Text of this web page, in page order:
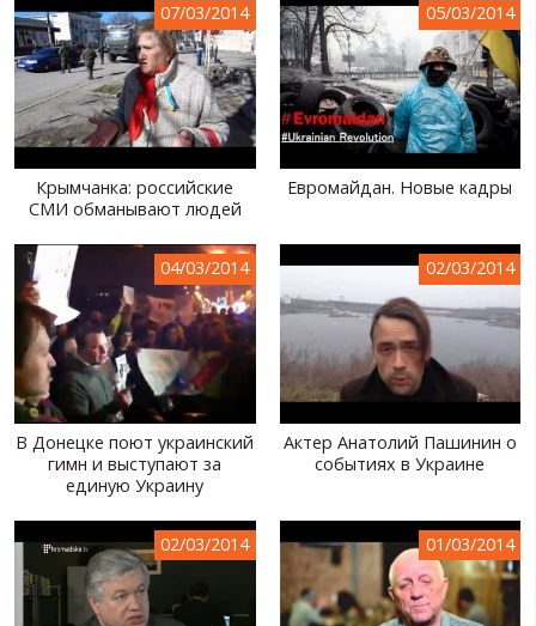
МИР ПРО УКРАИНУ
ПУБЛИЧНЫЕ ЛЮДИ
РОССИЙСКО-УКРАИНСКАЯ ВОЙНА
WINTER ON FIRE: UKRAINE'S FIGHT FOR FREEDOM
ХРОНОЛОГИЯ ЄВРОМАЙДАНА
УСЛУГИ
07/03/2014
Крымчанка: российские
СМИ обманывают людей
05/03/2014
Евромайдан. Новые кадры
04/03/2014
В Донецке поют украинский
гимн и выступают за
единую Украину
02/03/2014
Актер Анатолий Пашинин о
событиях в Украине
02/03/2014 01/03/2014